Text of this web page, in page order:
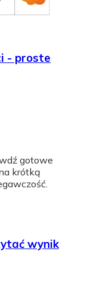
- proste
gotowe
krótką
wynik